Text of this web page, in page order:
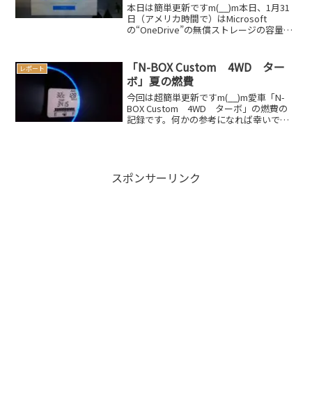
本日は簡単更新ですm(__)m本日、1月31
日（アメリカ時間で）はMicrosoft
の“OneDrive”の無償ストレージの容量保
お使いになっている方は要注意...
レポート
「N-BOX Custom 4WD ター
ボ」夏の燃費
今回は超簡単更新ですm(__)m愛車「N-
BOX Custom 4WD ターボ」の燃費の
記録です。何かの参考になれば幸いで
スポンサーリンク